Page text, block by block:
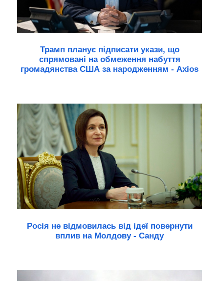
Трамп планує підписати укази, що
спрямовані на обмеження набуття
громадянства США за народженням - Axios
Росія не відмовилась від ідеї повернути
вплив на Молдову - Санду